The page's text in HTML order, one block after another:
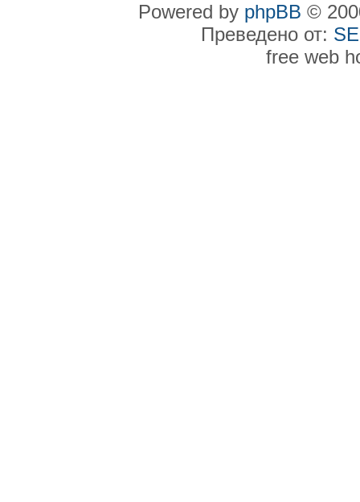
Powered by phpBB ©
Преведено от:
free web